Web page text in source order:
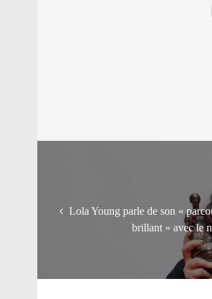
Lola Young parle de son «
brillant » avec le